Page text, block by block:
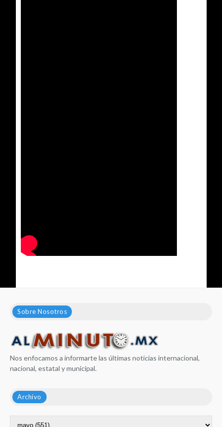
Sobre Nosotros
Nos enfocamos a informarte las últimas noticias internacional,
nacional, estatal y municipal.
Archivo